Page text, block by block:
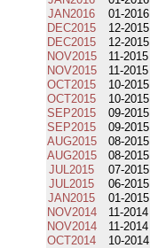
JAN2016
01-2016
DEC2015
12-2015
DEC2015
12-2015
NOV2015
11-2015
NOV2015
11-2015
OCT2015
10-2015
OCT2015
10-2015
SEP2015
09-2015
SEP2015
09-2015
AUG2015
08-2015
AUG2015
08-2015
JUL2015
07-2015
JUL2015
06-2015
JAN2015
01-2015
NOV2014
11-2014
NOV2014
11-2014
OCT2014
10-2014